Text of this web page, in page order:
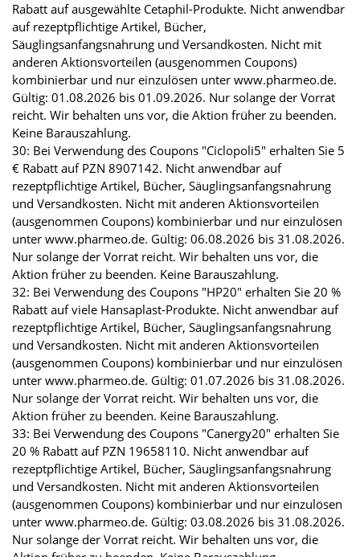
Rabatt auf ausgewählte Cetaphil-Produkte. Nicht anwendbar
auf rezeptpflichtige Artikel, Bücher,
Säuglingsanfangsnahrung und Versandkosten. Nicht mit
anderen Aktionsvorteilen (ausgenommen Coupons)
kombinierbar und nur einzulösen unter www.pharmeo.de.
Gültig: 01.08.2026 bis 01.09.2026. Nur solange der Vorrat
reicht. Wir behalten uns vor, die Aktion früher zu beenden.
Keine Barauszahlung.
30: Bei Verwendung des Coupons "Ciclopoli5" erhalten Sie 5
€ Rabatt auf PZN 8907142. Nicht anwendbar auf
rezeptpflichtige Artikel, Bücher, Säuglingsanfangsnahrung
und Versandkosten. Nicht mit anderen Aktionsvorteilen
(ausgenommen Coupons) kombinierbar und nur einzulösen
unter www.pharmeo.de. Gültig: 06.08.2026 bis 31.08.2026.
Nur solange der Vorrat reicht. Wir behalten uns vor, die
Aktion früher zu beenden. Keine Barauszahlung.
32: Bei Verwendung des Coupons "HP20" erhalten Sie 20 %
Rabatt auf viele Hansaplast-Produkte. Nicht anwendbar auf
rezeptpflichtige Artikel, Bücher, Säuglingsanfangsnahrung
und Versandkosten. Nicht mit anderen Aktionsvorteilen
(ausgenommen Coupons) kombinierbar und nur einzulösen
unter www.pharmeo.de. Gültig: 01.07.2026 bis 31.08.2026.
Nur solange der Vorrat reicht. Wir behalten uns vor, die
Aktion früher zu beenden. Keine Barauszahlung.
33: Bei Verwendung des Coupons "Canergy20" erhalten Sie
20 % Rabatt auf PZN 19658110. Nicht anwendbar auf
rezeptpflichtige Artikel, Bücher, Säuglingsanfangsnahrung
und Versandkosten. Nicht mit anderen Aktionsvorteilen
(ausgenommen Coupons) kombinierbar und nur einzulösen
unter www.pharmeo.de. Gültig: 03.08.2026 bis 31.08.2026.
Nur solange der Vorrat reicht. Wir behalten uns vor, die